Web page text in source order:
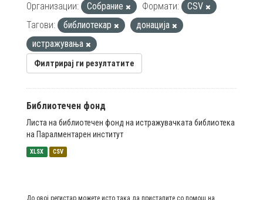
Организации:
Собрание Формати:
CSV
Тагови:
библиотекар
донација
истражувања
Филтрирај ги резултатите
Библиотечен фонд
Листа на библиотечен фонд на истражувачката библиотека
на Паралментарен институт
XLSX CSV
До овој регистар можете исто така да пристапите со помош на